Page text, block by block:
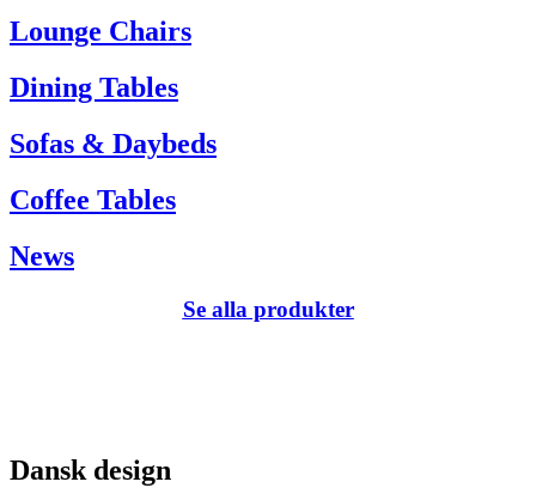
Tel. +45 66 12 14 04
info@carlhansen.dk
Lounge Chairs
Dining Tables
Sofas & Daybeds
Coffee Tables
News
Se alla produkter
Dansk design